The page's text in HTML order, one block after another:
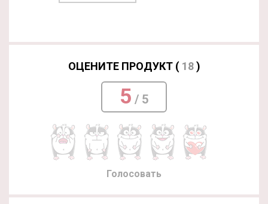
ОЦЕНИТЕ ПРОДУКТ ( 18)
5 / 5
Голосовать